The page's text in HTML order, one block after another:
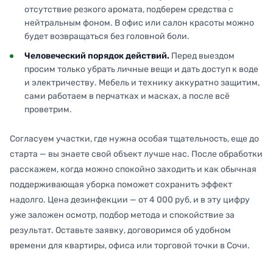
отсутствие резкого аромата, подберем средства с
нейтральным фоном. В офис или салон красоты можно
будет возвращаться без головной боли.
Человеческий порядок действий. Перед выездом
просим только убрать личные вещи и дать доступ к воде
и электричеству. Мебель и технику аккуратно защитим,
сами работаем в перчатках и масках, а после всё
проветрим.
Согласуем участки, где нужна особая тщательность, еще до
старта — вы знаете свой объект лучше нас. После обработки
расскажем, когда можно спокойно заходить и как обычная
поддерживающая уборка поможет сохранить эффект
надолго. Цена дезинфекции — от 4 000 руб, и в эту цифру
уже заложен осмотр, подбор метода и спокойствие за
результат. Оставьте заявку, договоримся об удобном
времени для квартиры, офиса или торговой точки в Сочи.